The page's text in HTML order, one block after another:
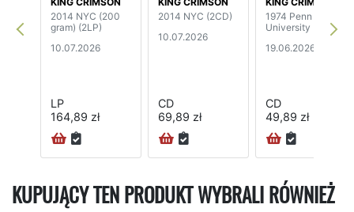
2014 NYC (200
gram) (2LP)
10.07.2026
LP
164,89 zł
2014 NYC (2CD)
10.07.2026
CD
69,89 zł
1974 Penn State
University
19.06.2026
CD
49,89 zł
KUPUJĄCY TEN PRODUKT WYBRALI RÓWNIEŻ